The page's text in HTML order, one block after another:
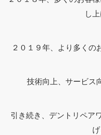
し
２０１９年、より多くの
技術向上、サービス
引き続き、デントリペア
げ